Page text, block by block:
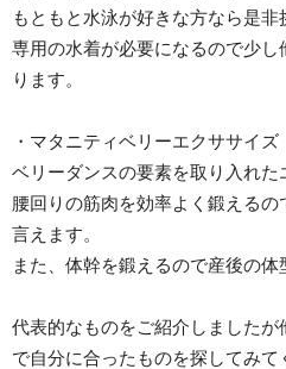
もともと水泳が好きな方なら是非
専用の水着が必要になるので少
ります。
・マタニティベリーエクササイズ
ベリーダンスの要素を取り入れた
腰回りの筋肉を効率よく鍛える
言えます。
また、体幹を鍛えるので産後の体
代表的なものをご紹介しました
で自分に合ったものを探してみて